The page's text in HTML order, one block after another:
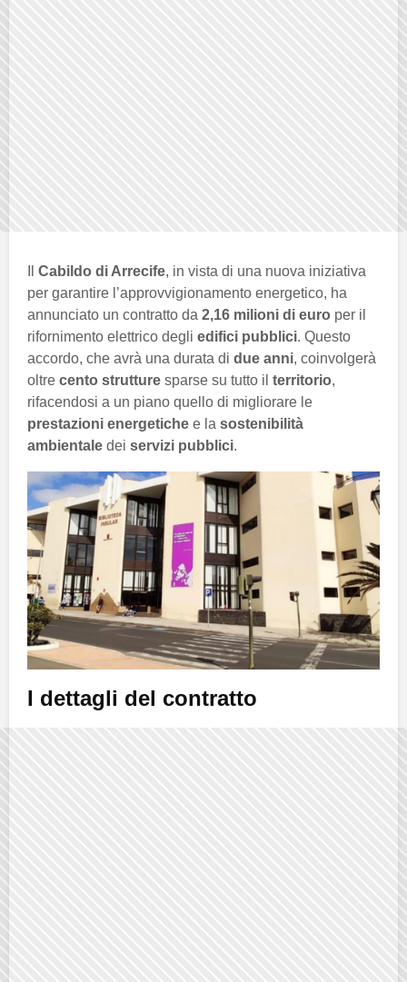
Cabildo di Arrecife, in vista di una nuova iniziativa
per garantire l’approvvigionamento energetico, ha
annunciato un contratto da 2,16 milioni di euro per il
rifornimento elettrico degli edifici pubblici. Questo
accordo, che avrà una durata di due anni, coinvolgerà
oltre cento strutture sparse su tutto il territorio,
rifacendosi a un piano quello di migliorare le
prestazioni energetiche e la sostenibilità
ambientale dei servizi pubblici.
I dettagli del contratto